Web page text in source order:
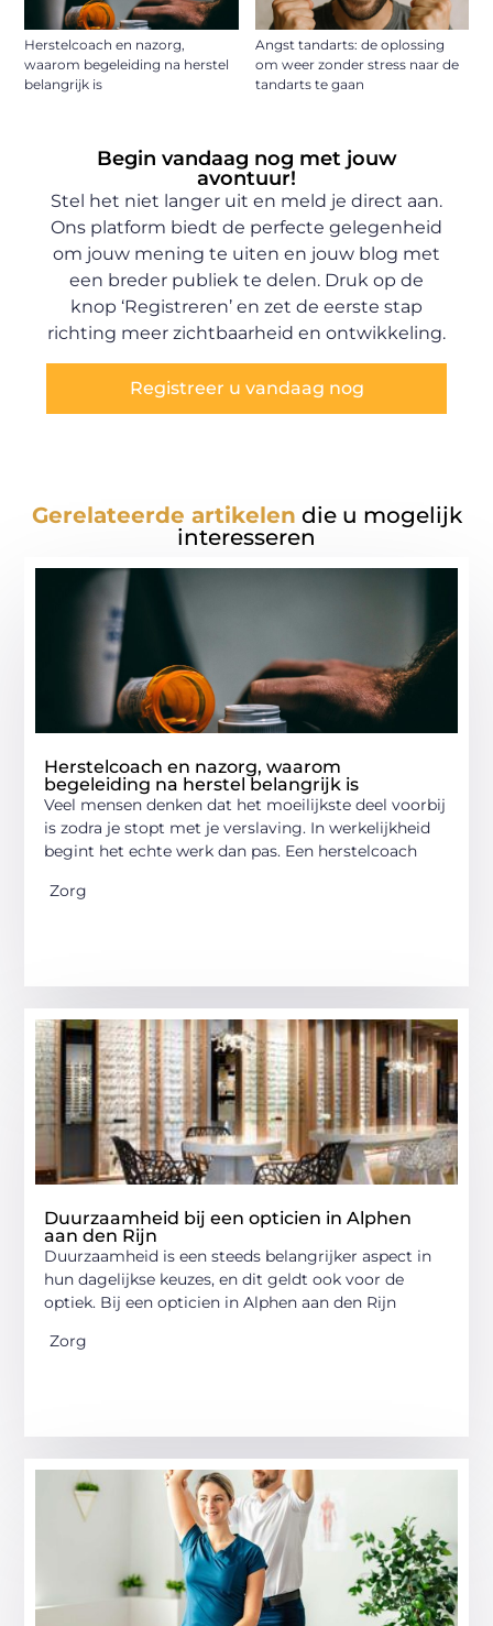
Herstelcoach en nazorg,
waarom begeleiding na herstel
belangrijk is
Angst tandarts: de oplossing
om weer zonder stress naar de
tandarts te gaan
Begin vandaag nog met jouw
avontuur!
Stel het niet langer uit en meld je direct aan.
Ons platform biedt de perfecte gelegenheid
om jouw mening te uiten en jouw blog met
een breder publiek te delen. Druk op de
knop ‘Registreren’ en zet de eerste stap
richting meer zichtbaarheid en ontwikkeling.
Registreer u vandaag nog
Gerelateerde artikelen die u mogelijk
interesseren
Herstelcoach en nazorg, waarom
begeleiding na herstel belangrijk is
Veel mensen denken dat het moeilijkste deel voorbij
is zodra je stopt met je verslaving. In werkelijkheid
begint het echte werk dan pas. Een herstelcoach
Zorg
Duurzaamheid bij een opticien in Alphen
aan den Rijn
Duurzaamheid is een steeds belangrijker aspect in
hun dagelijkse keuzes, en dit geldt ook voor de
optiek. Bij een opticien in Alphen aan den Rijn
Zorg